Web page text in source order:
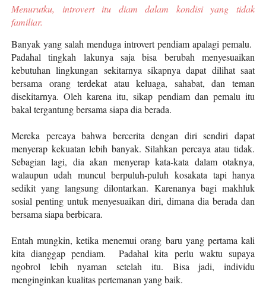
Menurutku, introvert itu diam dalam kondisi yang tidak
familiar.
Banyak yang salah menduga introvert pendiam apalagi pemalu.
Padahal tingkah lakunya saja bisa berubah menyesuaikan
kebutuhan lingkungan sekitarnya sikapnya dapat dilihat saat
bersama orang terdekat atau keluaga, sahabat, dan teman
disekitarnya. Oleh karena itu, sikap pendiam dan pemalu itu
bakal tergantung bersama siapa dia berada.
Mereka percaya bahwa bercerita dengan diri sendiri dapat
menyerap kekuatan lebih banyak. Silahkan percaya atau tidak.
Sebagian lagi, dia akan menyerap kata-kata dalam otaknya,
walaupun udah muncul berpuluh-puluh kosakata tapi hanya
sedikit yang langsung dilontarkan. Karenanya bagi makhluk
sosial penting untuk menyesuaikan diri, dimana dia berada dan
bersama siapa berbicara.
Entah mungkin, ketika menemui orang baru yang pertama kali
kita dianggap pendiam. Padahal kita perlu waktu supaya
ngobrol lebih nyaman setelah itu. Bisa jadi, individu
menginginkan kualitas pertemanan yang baik.